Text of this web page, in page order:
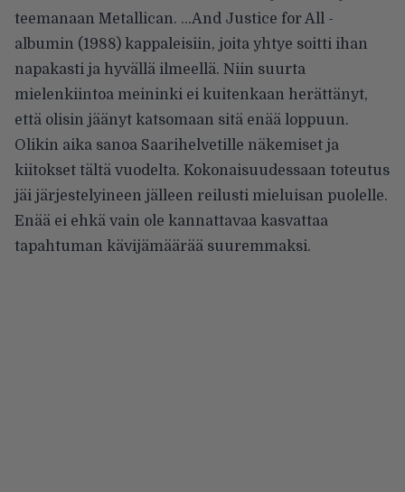
teemanaan Metallican. …And Justice for All -
albumin (1988) kappaleisiin, joita yhtye soitti ihan
napakasti ja hyvällä ilmeellä. Niin suurta
mielenkiintoa meininki ei kuitenkaan herättänyt,
että olisin jäänyt katsomaan sitä enää loppuun.
Olikin aika sanoa Saarihelvetille näkemiset ja
kiitokset tältä vuodelta. Kokonaisuudessaan toteutus
jäi järjestelyineen jälleen reilusti mieluisan puolelle.
Enää ei ehkä vain ole kannattavaa kasvattaa
tapahtuman kävijämäärää suuremmaksi.